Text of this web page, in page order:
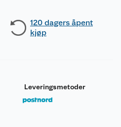
120 dagers åpent
kjøp
Leveringsmetoder